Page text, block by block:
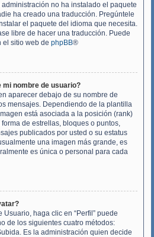
no ha instalado el paquete
ha creado una traducción. Pregúntele
el paquete del idioma que necesita.
libre de hacer una traducción. Puede
el sitio web de phpBB®
mi nombre de usuario?
aparecer debajo de su nombre de
mensajes. Dependiendo de la plantilla
está asociada a la posición (rank)
de estrellas, bloques o puntos,
publicados por usted o su estatus
una imagen más grande, es
es única o personal para cada
haga clic en “Perfil” puede
de los siguientes cuatro métodos:
Es la administración quien decide